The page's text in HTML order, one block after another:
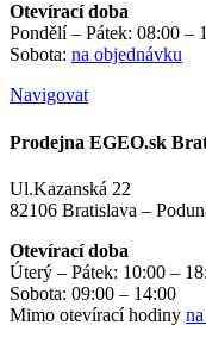
Otevírací doba
Pondělí – Pátek: 08:00 –
Sobota: na objednávku
Navigovat
Prodejna EGEO.sk
Ul.Kazanská 22
82106 Bratislava –
Otevírací doba
Úterý – Pátek: 10:00 –
Sobota: 09:00 – 14:00
Mimo otevírací hodiny